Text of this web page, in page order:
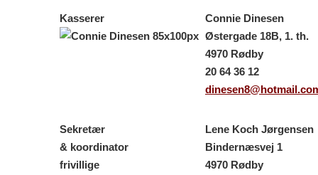
Kasserer
Connie Dinesen
Østergade 18B, 1. th.
4970 Rødby
20 64 36 12
Sekretær
& koordinator
frivillige
Lene Koch Jørgensen
Bindernæsvej 1
4970 Rødby